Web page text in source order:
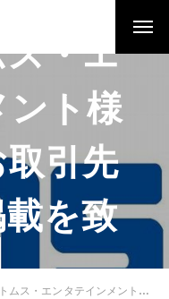
・エ
ント様
引先
を致
テインメント様の企業名をお取引先企業一覧へ掲載を致しました！